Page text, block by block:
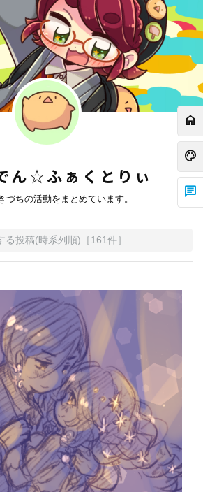
home
palette
chat
ん☆ふぁくとりぃ
づちの活動をまとめています。
る投稿(時系列順) ［ 161件］